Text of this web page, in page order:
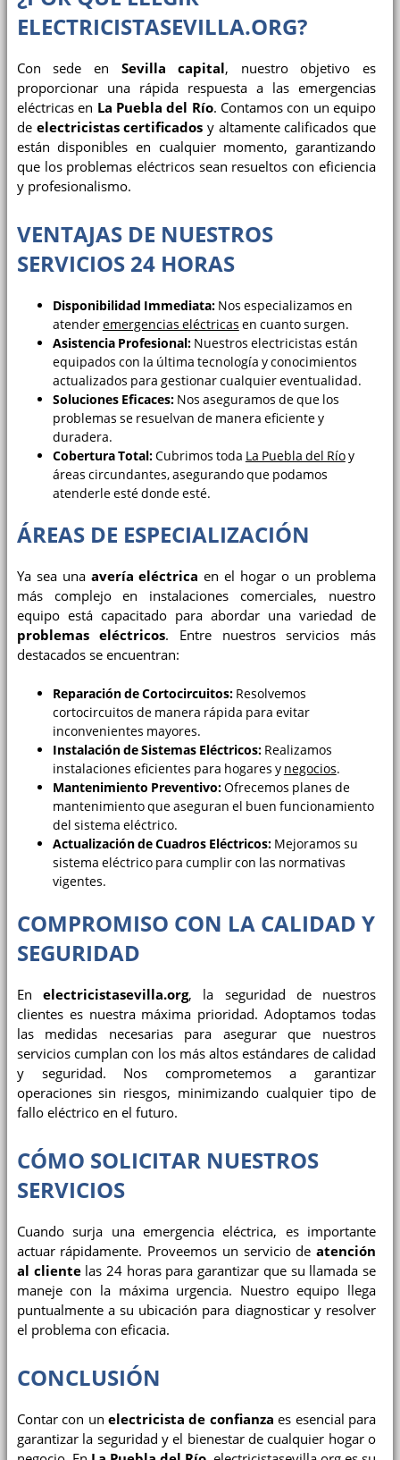
ELECTRICISTASEVILLA.ORG?
Con sede en Sevilla capital, nuestro objetivo es
proporcionar una rápida respuesta a las emergencias
eléctricas en La Puebla del Río. Contamos con un equipo
de electricistas certificados y altamente calificados que
están disponibles en cualquier momento, garantizando
que los problemas eléctricos sean resueltos con eficiencia
y profesionalismo.
VENTAJAS DE NUESTROS
SERVICIOS 24 HORAS
Disponibilidad Immediata:Nos especializamos en
atenderemergencias eléctricas en cuanto surgen.
Asistencia Profesional:Nuestros electricistas están
equipados con la última tecnología y conocimientos
actualizados para gestionar cualquier eventualidad.
Soluciones Eficaces:Nos aseguramos de que los
problemas se resuelvan de manera eficiente y
duradera.
Cobertura Total:Cubrimos toda La Puebla del Ríoy
áreas circundantes, asegurando que podamos
atenderle esté donde esté.
ÁREAS DE ESPECIALIZACIÓN
Ya sea una avería eléctrica en el hogar o un problema
más complejo en instalaciones comerciales, nuestro
equipo está capacitado para abordar una variedad de
problemas eléctricos. Entre nuestros servicios más
destacados se encuentran:
Reparación de Cortocircuitos:Resolvemos
cortocircuitos de manera rápida para evitar
inconvenientes mayores.
Instalación de Sistemas Eléctricos:Realizamos
instalaciones eficientes para hogares y negocios.
Mantenimiento Preventivo:Ofrecemos planes de
mantenimiento que aseguran el buen funcionamiento
del sistema eléctrico.
Actualización de Cuadros Eléctricos:Mejoramos su
sistema eléctrico para cumplir con las normativas
vigentes.
COMPROMISO CON LA CALIDAD Y
SEGURIDAD
Enelectricistasevilla.org, la seguridad de nuestros
clientes es nuestra máxima prioridad. Adoptamos todas
las medidas necesarias para asegurar que nuestros
servicios cumplan con los más altos estándares de calidad
y seguridad. Nos comprometemos a garantizar
operaciones sin riesgos, minimizando cualquier tipo de
fallo eléctrico en el futuro.
CÓMO SOLICITAR NUESTROS
SERVICIOS
Cuando surja una emergencia eléctrica, es importante
actuar rápidamente. Proveemos un servicio de atención
al clientelas 24 horas para garantizar que su llamada se
maneje con la máxima urgencia. Nuestro equipo llega
puntualmente a su ubicación para diagnosticar y resolver
el problema con eficacia.
CONCLUSIÓN
Contar con un electricista de confianza es esencial para
garantizar la seguridad y el bienestar de cualquier hogar o